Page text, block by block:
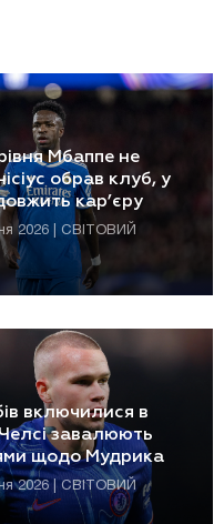
Мбаппе не
обрав клуб, у
кар’єру
2026 | СВІТОВИЙ
включилися в
завалюють
щодо Мудрика
2026 | СВІТОВИЙ